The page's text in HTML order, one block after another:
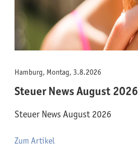
Hamburg, Montag, 3.8.2026
Steuer News August 2026
Steuer News August 2026
Zum Artikel